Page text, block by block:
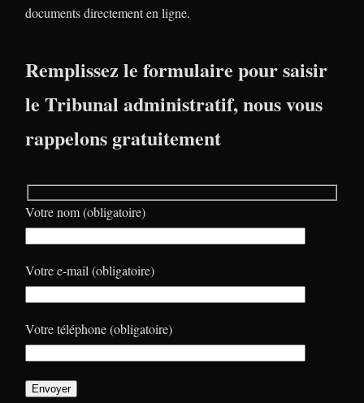
documents directement en ligne.
Remplissez le formulaire pour saisir
le Tribunal administratif, nous vous
rappelons gratuitement
Votre nom (obligatoire)
Votre e-mail (obligatoire)
Votre téléphone (obligatoire)